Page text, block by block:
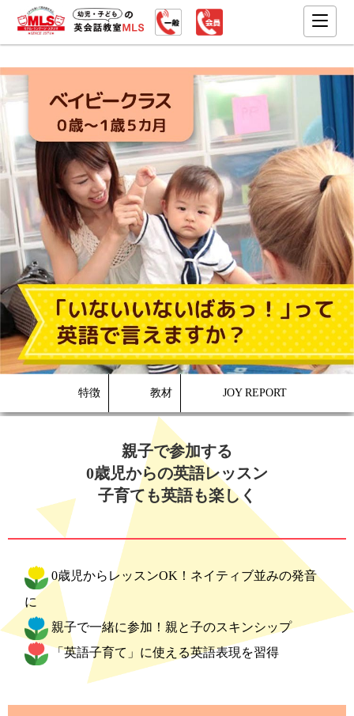
特徴 教材 JOY REPORT
親子で参加する
0歳児からの英語レッスン
子育ても英語も楽しく
0歳児からレッスンOK！ネイティブ並みの発音
に
親子で一緒に参加！親と子のスキンシップ
「英語子育て」に使える英語表現を習得